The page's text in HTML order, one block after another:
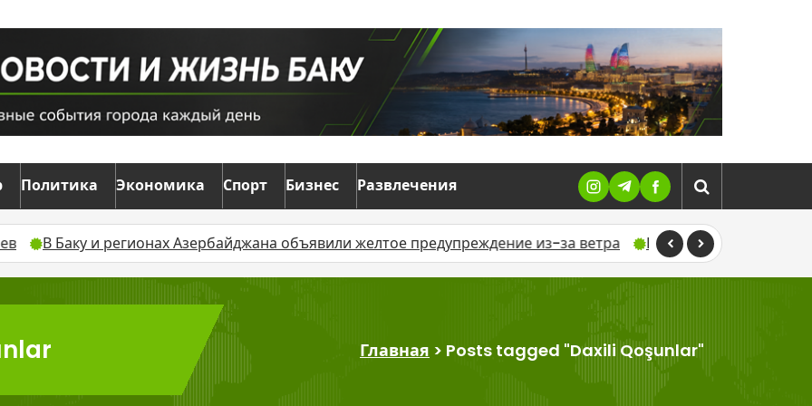
Политика Экономика Спорт Бизнес Развлечения
регионах Азербайджана объявили желтое предупреждение из-за ветра В Тертерском районе ДТП унесло
Главная > Posts tagged "Daxili Qoşunlar"